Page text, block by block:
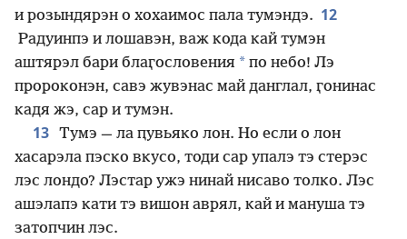
и розындярэн о хохаимос пала тумэндэ. 12
Радуинпэ и лошавэн, важ кода кай тумэн
аштярэл бари блаӷословения * по небо! Лэ
пророконэн, савэ жувэнас май данглал, ӷонинас
кадя жэ, сар и тумэн.
13 Тумэ — ла ԥувьяко лон. Но если о лон
хасарэла пэско вкусо, тоди сар упалэ тэ стерэс
лэс лондо? Лэстар ужэ нинай нисаво толко. Лэс
ашэлапэ кати тэ вишон аврял, кай и мануша тэ
затопчин лэс.